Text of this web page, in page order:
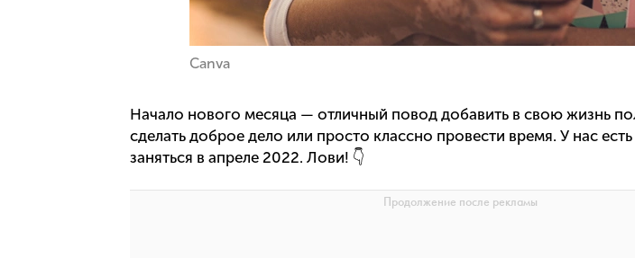
Canva
Начало нового месяца — отличный повод добавить в свою жизнь
сделать доброе дело или просто классно провести время. У нас
заняться в апреле 2022. Лови! 👇